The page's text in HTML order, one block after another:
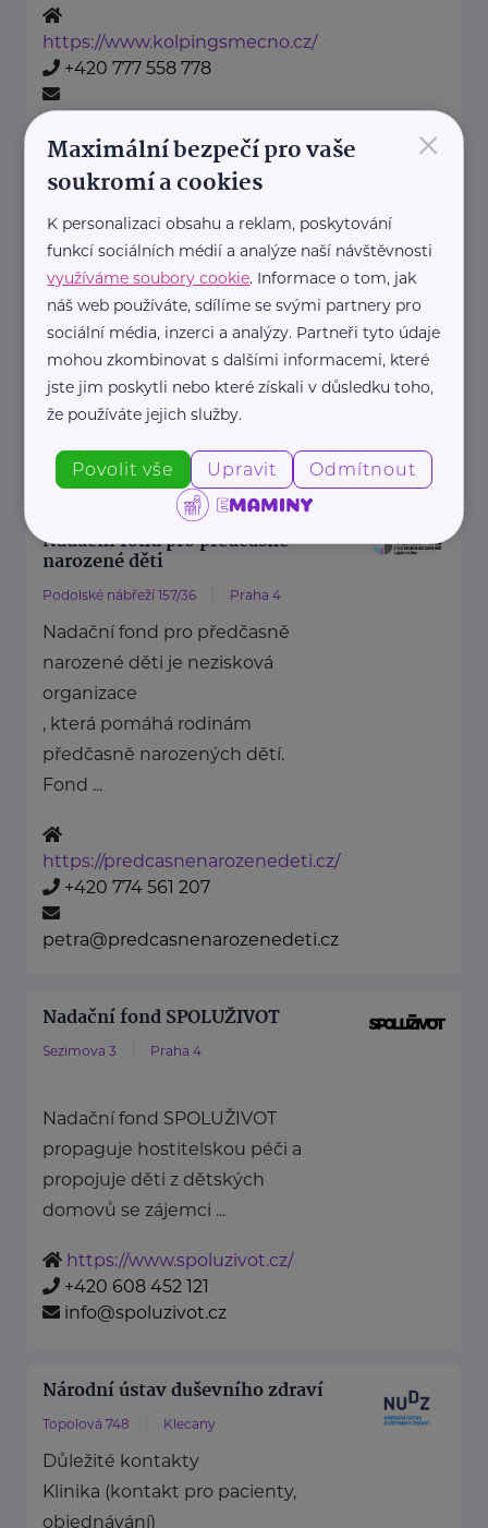
https://www.kolpingsmecno.cz/
+420 777 558 778
ludmila.janzurova@kolpingsmecno.cz
Nadace Dobrý anděl
Holečkova 3331/37 Praha 5
Nadace Dobrý anděl pomáhá
rodinám s dětmi, ve kterých se
dítě, maminka nebo tatínek
potýkají ...
https://www.dobryandel.cz/
dobryandel@dobryandel.cz
Nadační fond pro předčasně
narozené děti
Podolské nábřeží 157/36 Praha 4
Nadační fond pro předčasně
narozené děti je nezisková
organizace
, která pomáhá rodinám
předčasně narozených dětí.
Fond ...
https://predcasnenarozenedeti.cz/
+420 774 561 207
petra@predcasnenarozenedeti.cz
Nadační fond SPOLUŽIVOT
Sezimova 3 Praha 4
Nadační fond SPOLUŽIVOT
propaguje hostitelskou péči a
propojuje děti z dětských
domovů se zájemci ...
https://www.spoluzivot.cz/
+420 608 452 121
info@spoluzivot.cz
Národní ústav duševního zdraví
Topolová 748 Klecany
Důležité kontakty
Klinika (kontakt pro pacienty,
objednávání)
×
Maximální bezpečí pro vaše
soukromí a cookies
K personalizaci obsahu a reklam, poskytování
funkcí sociálních médií a analýze naší návštěvnosti
využíváme soubory cookie. Informace o tom, jak
náš web používáte, sdílíme se svými partnery pro
sociální média, inzerci a analýzy. Partneři tyto údaje
mohou zkombinovat s dalšími informacemi, které
jste jim poskytli nebo které získali v důsledku toho,
že používáte jejich služby.
Povolit vše Upravit Odmítnout